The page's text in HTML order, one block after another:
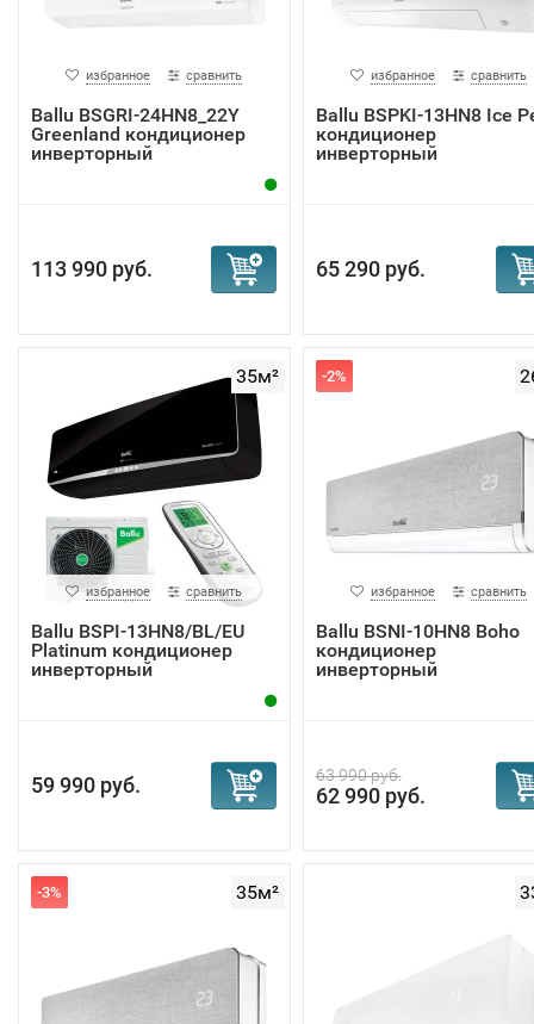
избранное сравнить
Ballu BSGRI-24HN8_22Y
Greenland кондиционер
инверторный
113 990 руб.
избранное сравнить
Ballu BSPKI-13HN8 Ice
кондиционер
инверторный
65 290 руб.
35м²
избранное сравнить
Ballu BSPI-13HN8/BL/EU
Platinum кондиционер
инверторный
59 990 руб.
-2%
избранное сравнить
Ballu BSNI-10HN8 Boho
кондиционер
инверторный
63 990 руб.
62 990 руб.
35м²
-3%